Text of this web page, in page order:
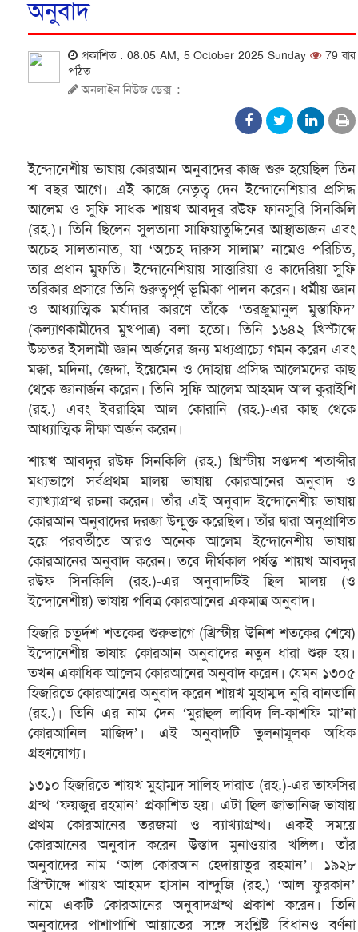
অনুবাদ
প্রকাশিত : 08:05 AM, 5 October 2025 Sunday
79 বার
পঠিত
অনলাইন নিউজ ডেক্স :
ইন্দোনেশীয় ভাষায় কোরআন অনুবাদের কাজ শুরু হয়েছিল তিন
শ বছর আগে। এই কাজে নেতৃত্ব দেন ইন্দোনেশিয়ার প্রসিদ্ধ
আলেম ও সুফি সাধক শায়খ আবদুর রউফ ফানসুরি সিনকিলি
(রহ.)। তিনি ছিলেন সুলতানা সাফিয়াতুদ্দিনের আস্থাভাজন এবং
অচেহ সালতানাত, যা ‘অচেহ দারুস সালাম’ নামেও পরিচিত,
তার প্রধান মুফতি। ইন্দোনেশিয়ায় সাত্তারিয়া ও কাদেরিয়া সুফি
তরিকার প্রসারে তিনি গুরুত্বপূর্ণ ভূমিকা পালন করেন। ধর্মীয় জ্ঞান
ও আধ্যাত্মিক মর্যাদার কারণে তাঁকে ‘তরজুমানুল মুস্তাফিদ’
(কল্যাণকামীদের মুখপাত্র) বলা হতো। তিনি ১৬৪২ খ্রিস্টাব্দে
উচ্চতর ইসলামী জ্ঞান অর্জনের জন্য মধ্যপ্রাচ্যে গমন করেন এবং
মক্কা, মদিনা, জেদ্দা, ইয়েমেন ও দোহায় প্রসিদ্ধ আলেমদের কাছ
থেকে জ্ঞানার্জন করেন। তিনি সুফি আলেম আহমদ আল কুরাইশি
(রহ.) এবং ইবরাহিম আল কোরানি (রহ.)-এর কাছ থেকে
আধ্যাত্মিক দীক্ষা অর্জন করেন।
শায়খ আবদুর রউফ সিনকিলি (রহ.) খ্রিস্টীয় সপ্তদশ শতাব্দীর
মধ্যভাগে সর্বপ্রথম মালয় ভাষায় কোরআনের অনুবাদ ও
ব্যাখ্যাগ্রন্থ রচনা করেন। তাঁর এই অনুবাদ ইন্দোনেশীয় ভাষায়
কোরআন অনুবাদের দরজা উন্মুক্ত করেছিল। তাঁর দ্বারা অনুপ্রাণিত
হয়ে পরবর্তীতে আরও অনেক আলেম ইন্দোনেশীয় ভাষায়
কোরআনের অনুবাদ করেন। তবে দীর্ঘকাল পর্যন্ত শায়খ আবদুর
রউফ সিনকিলি (রহ.)-এর অনুবাদটিই ছিল মালয় (ও
ইন্দোনেশীয়) ভাষায় পবিত্র কোরআনের একমাত্র অনুবাদ।
হিজরি চতুর্দশ শতকের শুরুভাগে (খ্রিস্টীয় উনিশ শতকের শেষে)
ইন্দোনেশীয় ভাষায় কোরআন অনুবাদের নতুন ধারা শুরু হয়।
তখন একাধিক আলেম কোরআনের অনুবাদ করেন। যেমন ১৩০৫
হিজরিতে কোরআনের অনুবাদ করেন শায়খ মুহাম্মদ নুরি বানতানি
(রহ.)। তিনি এর নাম দেন ‘মুরাহুল লাবিদ লি-কাশফি মা’না
কোরআনিল মাজিদ’। এই অনুবাদটি তুলনামূলক অধিক
গ্রহণযোগ্য।
১৩১০ হিজরিতে শায়খ মুহাম্মদ সালিহ দারাত (রহ.)-এর তাফসির
গ্রন্থ ‘ফয়জুর রহমান’ প্রকাশিত হয়। এটা ছিল জাভানিজ ভাষায়
প্রথম কোরআনের তরজমা ও ব্যাখ্যাগ্রন্থ। একই সময়ে
কোরআনের অনুবাদ করেন উস্তাদ মুনাওয়ার খলিল। তাঁর
অনুবাদের নাম ‘আল কোরআন হেদায়াতুর রহমান’। ১৯২৮
খ্রিস্টাব্দে শায়খ আহমদ হাসান বান্দুজি (রহ.) ‘আল ফুরকান’
নামে একটি কোরআনের অনুবাদগ্রন্থ প্রকাশ করেন। তিনি
অনুবাদের পাশাপাশি আয়াতের সঙ্গে সংশ্লিষ্ট বিধানও বর্ণনা